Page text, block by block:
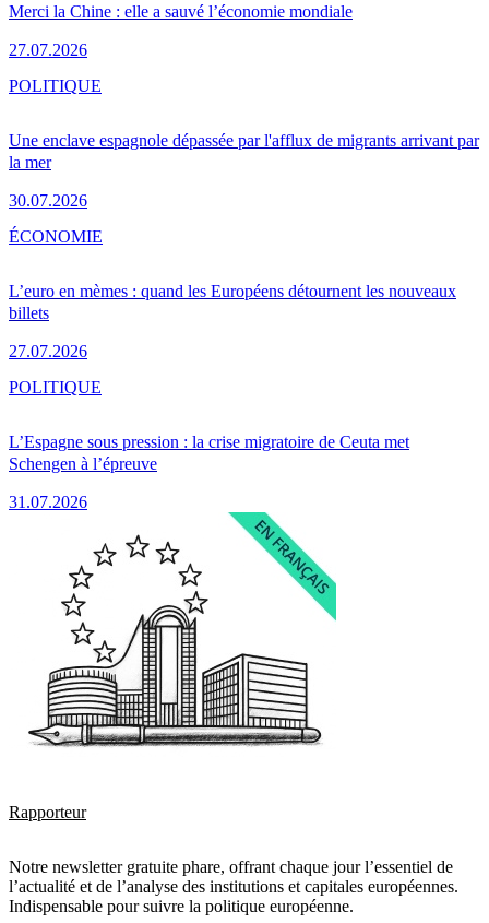
Merci la Chine : elle a sauvé l’économie mondiale
27.07.2026
Une enclave espagnole dépassée par l'afflux de migrants arrivant par
la mer
30.07.2026
POLITIQUE
L’euro en mèmes : quand les Européens détournent les nouveaux
billets
27.07.2026
ÉCONOMIE
L’Espagne sous pression : la crise migratoire de Ceuta met
Schengen à l’épreuve
31.07.2026
POLITIQUE
Rapporteur
Notre newsletter gratuite phare, offrant chaque jour l’essentiel de
l’actualité et de l’analyse des institutions et capitales européennes.
Indispensable pour suivre la politique européenne.